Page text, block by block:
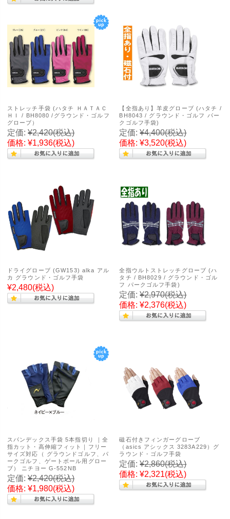
ストレッチ手袋 (ハタチ ＨＡＴＡＣ
ＨＩ / BH8080 /グラウンド・ゴルフ
グローブ）
定価: ¥2,420(税込)
価格: ¥1,936(税込)
【全指あり】羊皮グローブ (ハタチ /
BH8043 / グラウンド・ゴルフ パー
クゴルフ手袋)
定価: ¥4,400(税込)
価格: ¥3,520(税込)
ドライグローブ (GW153) alka アル
カ グラウンド・ゴルフ手袋
¥2,480(税込)
全指ウルトストレッチグローブ (ハ
タチ / BH8029 / グラウンド・ゴル
フ パークゴルフ手袋)
定価: ¥2,970(税込)
価格: ¥2,376(税込)
スパンデックス手袋 5本指切り ｜全
指カット・高伸縮フィット｜フリー
サイズ対応（ グラウンドゴルフ、パ
ークゴルフ、ゲートボール用グロー
ブ） ニチヨー G-552NB
定価: ¥2,420(税込)
価格: ¥1,980(税込)
磁石付きフィンガーグローブ
（asics アシックス 3283A229）グ
ラウンド・ゴルフ手袋
定価: ¥2,860(税込)
価格: ¥2,321(税込)